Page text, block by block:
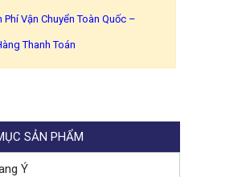
Phí Vận Chuyển Toàn Quốc –
Thanh Toán
SẢN PHẨM
Ý